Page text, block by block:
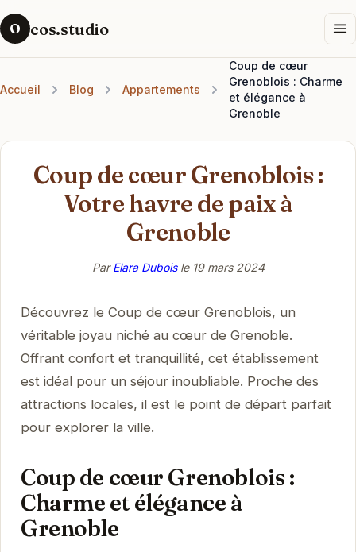
O cos.studio
Accueil Blog Appartements
Coup de cœur
Grenoblois : Charme
et élégance à
Grenoble
Coup de cœur Grenoblois :
Votre havre de paix à
Grenoble
ParElara Duboisle 19 mars 2024
Découvrez le Coup de cœur Grenoblois, un
véritable joyau niché au cœur de Grenoble.
Offrant confort et tranquillité, cet établissement
est idéal pour un séjour inoubliable. Proche des
attractions locales, il est le point de départ parfait
pour explorer la ville.
Coup de cœur Grenoblois :
Charme et élégance à
Grenoble